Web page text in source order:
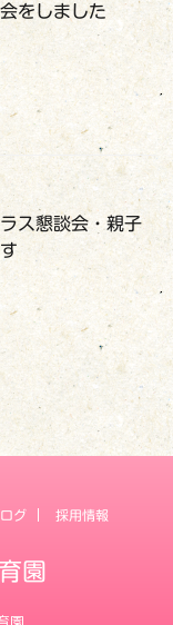
をしました
ス懇談会・親子
グ 採用情報
園